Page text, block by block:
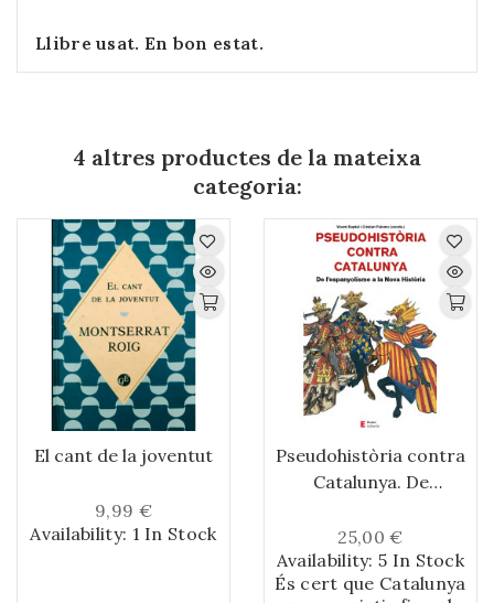
Llibre usat. En bon estat.
4 altres productes de la mateixa
categoria:
El cant de la joventut
9,99 €
Availability: 1 In Stock
Pseudohistòria contra
Catalunya. De
Nova Història
25,00 €
Availability:5 In Stock
És cert que Catalunya